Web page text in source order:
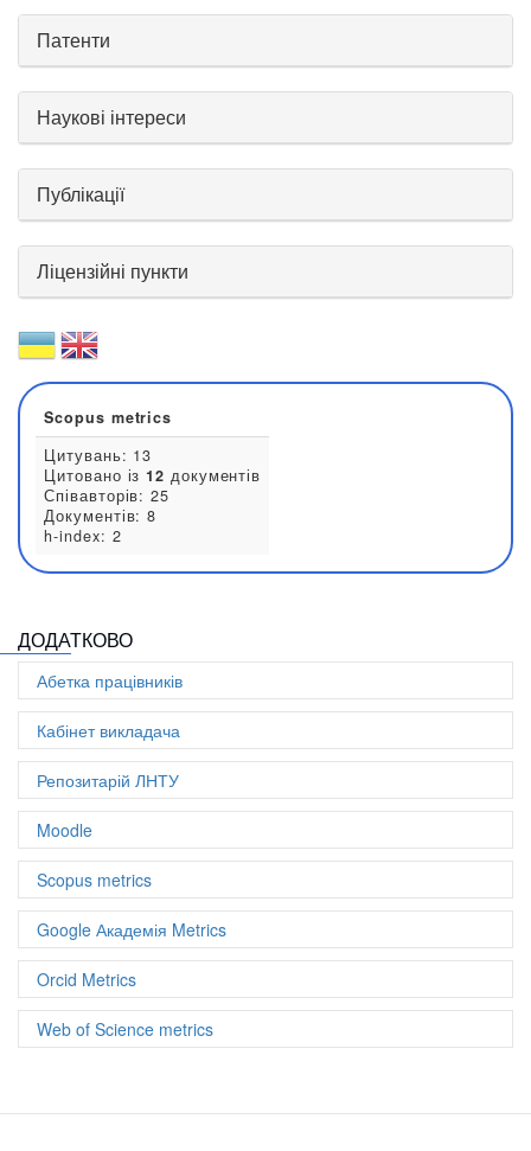
Патенти
Наукові інтереси
Публікації
Ліцензійні пункти
Scopus metrics
Цитовано із
Співавторів: 25
Документів: 8
h-index: 2
ДОДАТКОВО
Абетка працівників
Кабінет викладача
Репозитарій ЛНТУ
Moodle
Scopus metrics
Google Академія Metrics
Orcid Metrics
Web of Science metrics